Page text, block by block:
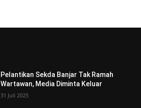
Pelantikan Sekda Banjar Tak Ramah
Wartawan, Media Diminta Keluar
31 Juli 2025